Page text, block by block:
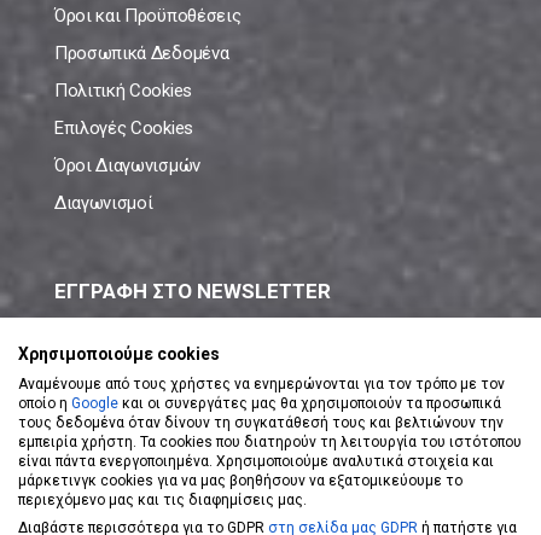
Όροι και Προϋποθέσεις
Προσωπικά Δεδομένα
Πολιτική Cookies
Επιλογές Cookies
Όροι Διαγωνισμών
Διαγωνισμοί
ΕΓΓΡΑΦΗ ΣΤΟ NEWSLETTER
ΕΓΓΡΑΦΗ ΣΤΟ NEWSLETTER
Χρησιμοποιούμε cookies
Αναμένουμε από τους χρήστες να ενημερώνονται για τον τρόπο με τον
οποίο η Google και οι συνεργάτες μας θα χρησιμοποιούν τα προσωπικά
τους δεδομένα όταν δίνουν τη συγκατάθεσή τους και βελτιώνουν την
εμπειρία χρήστη. Τα cookies που διατηρούν τη λειτουργία του ιστότοπου
είναι πάντα ενεργοποιημένα. Χρησιμοποιούμε αναλυτικά στοιχεία και
μάρκετινγκ cookies για να μας βοηθήσουν να εξατομικεύουμε το
περιεχόμενο μας και τις διαφημίσεις μας.
Διαβάστε περισσότερα για το GDPR στη σελίδα μας GDPR ή πατήστε για